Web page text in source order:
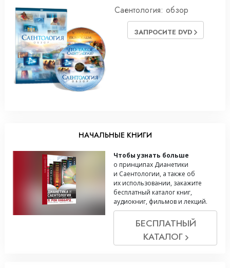
Саентология: обзор
ЗАПРОСИТЕ DVD
НАЧАЛЬНЫЕ КНИГИ
Чтобы узнать больше
о принципах Дианетики
и Саентологии, а также об
их использовании, закажите
бесплатный каталог книг,
аудиокниг, фильмов и лекций.
БЕСПЛАТНЫЙ
КАТАЛОГ